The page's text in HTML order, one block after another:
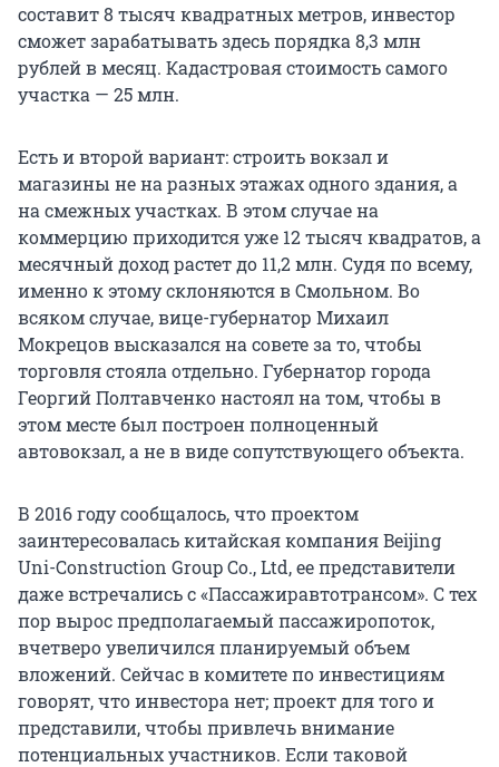
составит 8 тысяч квадратных метров, инвестор
сможет зарабатывать здесь порядка 8,3 млн
рублей в месяц. Кадастровая стоимость самого
участка — 25 млн.
Есть и второй вариант: строить вокзал и
магазины не на разных этажах одного здания, а
на смежных участках. В этом случае на
коммерцию приходится уже 12 тысяч квадратов, а
месячный доход растет до 11,2 млн. Судя по всему,
именно к этому склоняются в Смольном. Во
всяком случае, вице-губернатор Михаил
Мокрецов высказался на совете за то, чтобы
торговля стояла отдельно. Губернатор города
Георгий Полтавченко настоял на том, чтобы в
этом месте был построен полноценный
автовокзал, а не в виде сопутствующего объекта.
В 2016 году сообщалось, что проектом
заинтересовалась китайская компания Beijing
Uni-Construction Group Co., Ltd, ее представители
даже встречались с «Пассажиравтотрансом». С тех
пор вырос предполагаемый пассажиропоток,
вчетверо увеличился планируемый объем
вложений. Сейчас в комитете по инвестициям
говорят, что инвестора нет; проект для того и
представили, чтобы привлечь внимание
потенциальных участников. Если таковой